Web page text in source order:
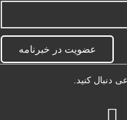
عضویت در خبرنامه
دنبال کنید.